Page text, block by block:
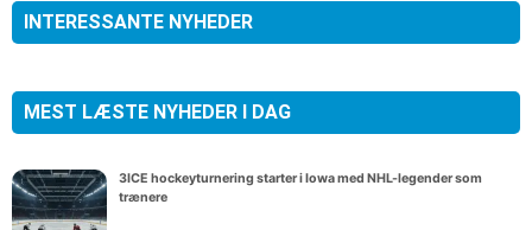
INTERESSANTE NYHEDER
MEST LÆSTE NYHEDER I DAG
3ICE hockeyturnering starter i Iowa med NHL-legender som
trænere